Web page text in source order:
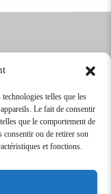
telles que les
Le fait de consentir
que le comportement de
consentir ou de retirer son
et fonctions.
Infos
24H